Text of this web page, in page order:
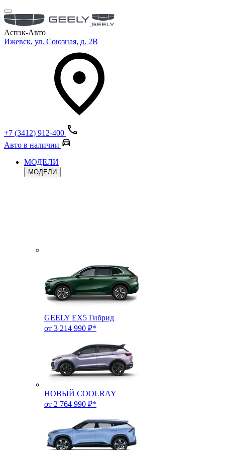
Аспэк-Авто
Ижевск, ул. Союзная, д. 2В
+7 (3412) 912-400
Авто в наличии
МОДЕЛИ
МОДЕЛИ
GEELY EX5 Гибрид
от 3 214 990 ₽*
НОВЫЙ COOLRAY
от 2 764 990 ₽*